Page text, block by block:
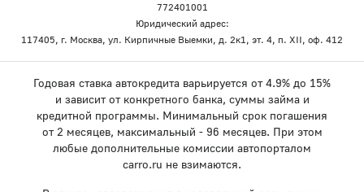
772401001
Юридический адрес:
117405, г. Москва, ул. Кирпичные Выемки, д. 2к1, эт. 4, п. XII, оф. 412
Годовая ставка автокредита варьируется от 4.9% до 15%
и зависит от конкретного банка, суммы займа и
кредитной программы. Минимальный срок погашения
от 2 месяцев, максимальный - 96 месяцев. При этом
любые дополнительные комиссии автопорталом
carro.ru не взимаются.